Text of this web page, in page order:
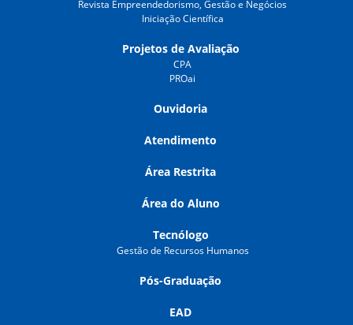
Revista Empreendedorismo, Gestão e Negócios
Iniciação Científica
Projetos de Avaliação
CPA
PROai
Ouvidoria
Atendimento
Área Restrita
Área do Aluno
Tecnólogo
Gestão de Recursos Humanos
Pós-Graduação
EAD